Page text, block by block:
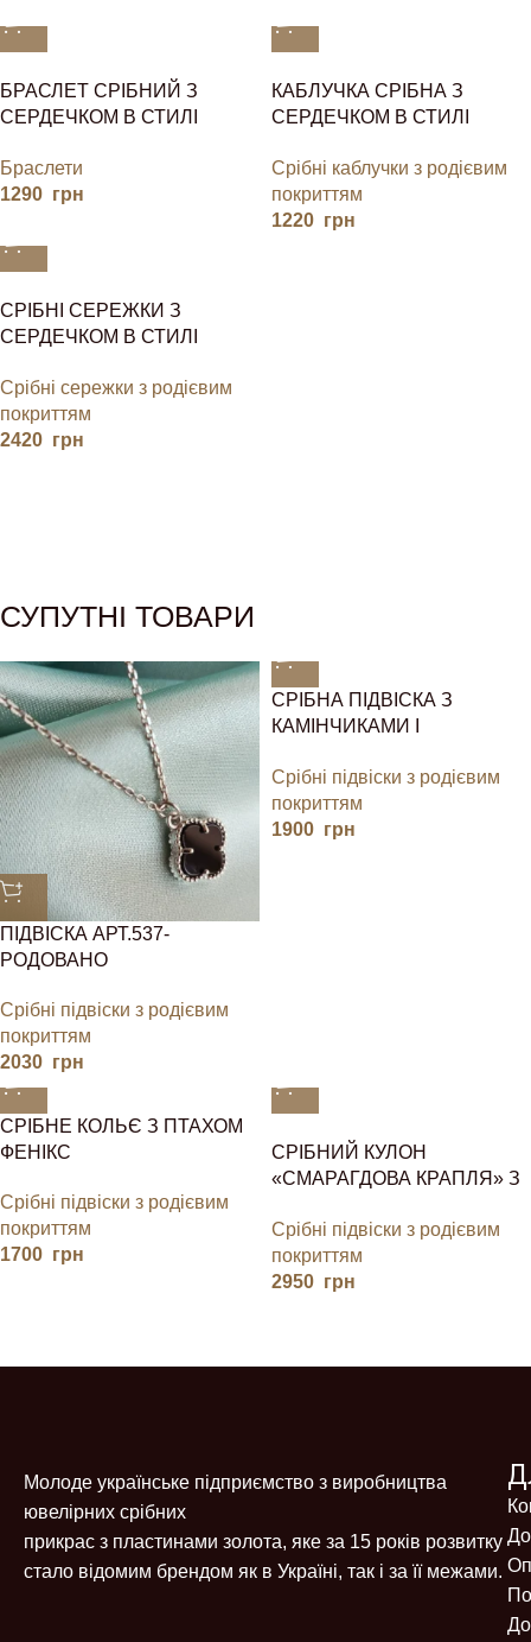
БРАСЛЕТ СРІБНИЙ З
СЕРДЕЧКОМ В СТИЛІ
Браслети
1290 грн
КАБЛУЧКА СРІБНА З
СЕРДЕЧКОМ В СТИЛІ
Срібні каблучки з родієвим
покриттям
1220 грн
СРІБНІ СЕРЕЖКИ З
СЕРДЕЧКОМ В СТИЛІ
Срібні сережки з родієвим
покриттям
2420 грн
СУПУТНІ ТОВАРИ
ПІДВІСКА АРТ.537-
РОДОВАНО
Срібні підвіски з родієвим
покриттям
2030 грн
СРІБНА ПІДВІСКА З
КАМІНЧИКАМИ І
Срібні підвіски з родієвим
покриттям
1900 грн
СРІБНЕ КОЛЬЄ З ПТАХОМ
ФЕНІКС
Срібні підвіски з родієвим
покриттям
1700 грн
СРІБНИЙ КУЛОН
«СМАРАГДОВА КРАПЛЯ» З
Срібні підвіски з родієвим
покриттям
2950 грн
Молоде українське підприємство з виробництва
ювелірних срібних
прикрас з пластинами золота, яке за 15 років розвитку
стало відомим брендом як в Україні, так і за її межами.